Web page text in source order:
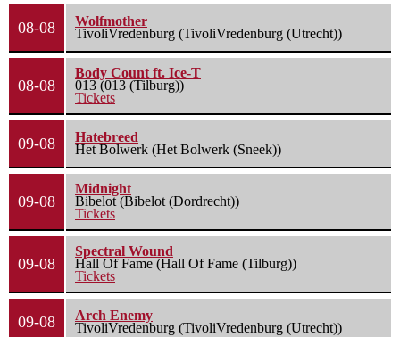
08-08
Wolfmother
TivoliVredenburg (TivoliVredenburg (Utrecht))
08-08
Body Count ft. Ice-T
013 (013 (Tilburg))
Tickets
09-08
Hatebreed
Het Bolwerk (Het Bolwerk (Sneek))
09-08
Midnight
Bibelot (Bibelot (Dordrecht))
Tickets
09-08
Spectral Wound
Hall Of Fame (Hall Of Fame (Tilburg))
Tickets
09-08
Arch Enemy
TivoliVredenburg (TivoliVredenburg (Utrecht))